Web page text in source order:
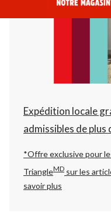
Expédition locale
admissibles de plus
*Offre exclusive pour
TriangleMD sur les
savoir plus